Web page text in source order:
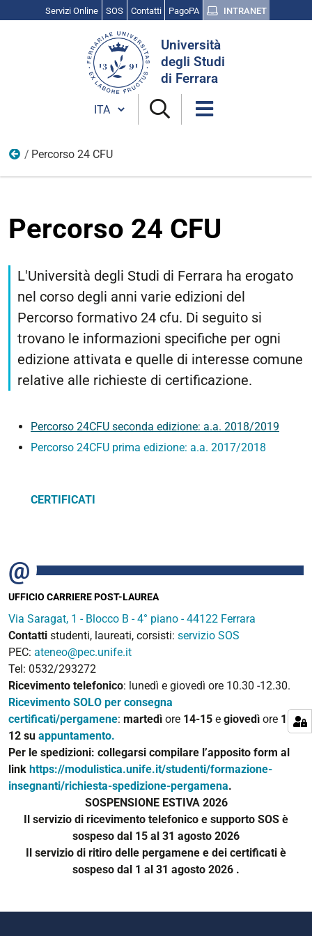
Servizi Online SOS Contatti PagoPA INTRANET
Università
degli Studi
di Ferrara
Cambia lingua
Percorso formativo 24CFU
Percorso 24 CFU
Percorso 24 CFU
L'Università degli Studi di Ferrara ha erogato
nel corso degli anni varie edizioni del
Percorso formativo 24 cfu. Di seguito si
trovano le informazioni specifiche per ogni
edizione attivata e quelle di interesse comune
relative alle richieste di certificazione.
Percorso 24CFU seconda edizione: a.a. 2018/2019
Percorso 24CFU prima edizione: a.a. 2017/2018
CERTIFICATI
UFFICIO CARRIERE POST-LAUREA
Via Saragat, 1 - Blocco B - 4° piano - 44122 Ferrara
Contatti studenti, laureati, corsisti: servizio SOS
PEC: ateneo@pec.unife.it
Tel: 0532/293272
Ricevimento telefonico: lunedì e giovedì ore 10.30 -12.30.
Ricevimento SOLO per consegna
certificati/pergamene: martedì ore 14-15 e giovedì ore 11-
12 su appuntamento.
Per le spedizioni: collegarsi compilare l’apposito form al
link https://modulistica.unife.it/studenti/formazione-
insegnanti/richiesta-spedizione-pergamena.
SOSPENSIONE ESTIVA 2026
Il servizio di ricevimento telefonico e supporto SOS è
sospeso dal 15 al 31 agosto 2026
Il servizio di ritiro delle pergamene e dei certificati è
sospeso dal 1 al 31 agosto 2026 .